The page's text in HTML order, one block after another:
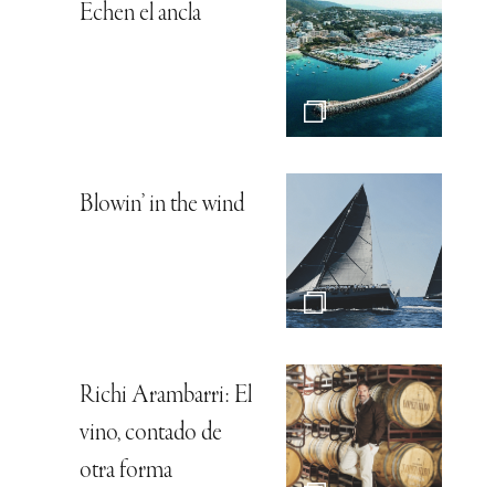
Echen el ancla
Blowin’ in the wind
Richi Arambarri: El
vino, contado de
otra forma